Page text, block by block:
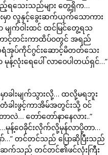
ည့်ရသေးသည်များ တွေ့ရှိက…
ာ လူနှင့်ခွေးဆက်ယှက်သောကား
မျက်ဝါးထင် ထင်မြင်တွေ့ရသ
ောင့်တင်းကာထိပ်ဝတွင် အရည်
အုပ်ကိုင်ဂွင်းဆောင့်မိတတ်သေး
လုံးရေပေါ် လာဝေပါတယ်ရှင်…”
ခါးမျက်သွားလို့… ထလို့မရဘူး
ခါးဖွင့်ကာအိမ်အတွင်းသို့ ဝင်
… တော်တော်နာနေလား..”
…မုန့်ဝေခိုင်းလိုက်လို့မုန်လာပို့တာ…
…” တင်တင်သည် ပြောဆိုပြီးသည်
ဆက်သည် တင်တင်၏ဖင်လုံးကြီး